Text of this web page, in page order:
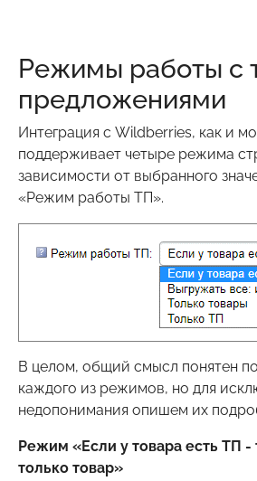
Режимы работы с
предложениями
Интеграция с Wildberries, как и
поддерживает четыре режима
зависимости от выбранного
«Режим работы ТП».
В целом, общий смысл понятен
каждого из режимов, но для
недопонимания опишем их
Режим «Если у товара есть ТП -
только товар»